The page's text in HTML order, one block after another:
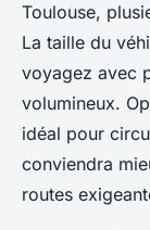
Toulouse,
La taille du
voyagez avec
volumineux.
idéal pour
conviendra
routes